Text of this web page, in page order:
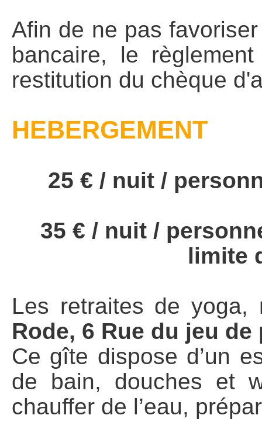
Afin de ne pas
bancaire, le
restitution du chèque
HEBERGEMENT
25 € / nuit /
35 € / nuit /
limite
Les retraites de
Rode, 6 Rue du jeu
Ce gîte dispose d’un
de bain, douches et
chauffer de l’eau,